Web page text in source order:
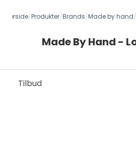
Forside/Produkter/Brands/Made by hand/
Made By Hand -
Tilbud